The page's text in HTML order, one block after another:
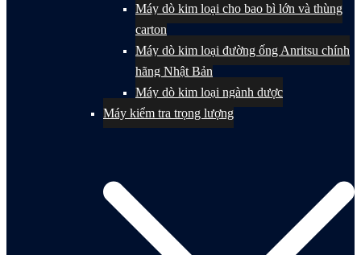
Máy dò kim loại cho bao bì lớn và thùng
carton
Máy dò kim loại đường ống Anritsu chính
hãng Nhật Bản
Máy dò kim loại ngành dược
Máy kiểm tra trọng lượng